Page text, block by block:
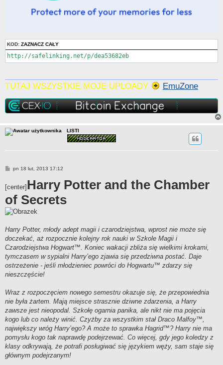
KOD: ZAZNACZ CAŁY
http://safelinking.net/p/dea53682eb
TUTAJ WSZYSTKIE MOJE UPLOADY EmuZone
LISTI
P
t
pn 18 lut, 2013 17:12
[center]Harry Potter and the Chamber
of Secrets
Harry Potter, młody adept magii i czarodziejstwa, wprost nie może się
doczekać, aż rozpocznie kolejny rok nauki w Szkole Magii i
Czarodziejstwa Hogwart™. Koniec wakacji zbliża się wielkimi krokami,
tymczasem w sypialni Harry’ego zjawia się przedziwna postać. Daje
ostrzeżenie - jeśli młodzieniec powróci do Hogwartu™ zdarzy się
nieszczęście!
Wraz z rozpoczęciem nowego semestru okazuje się, że przepowiednia
nie była żartem. Mają miejsce strasznie dziwne zdarzenia, a Harry
zawsze jest nieopodal. Szkołę ogarnia panika, ale nikt nie ma pojęcia
kogo lub co należy winić. Czyżby za wszystkim stał Draco Malfoy™,
największy wróg Harry’ego? A może to sprawka Hagrid™? Harry nie ma
pomysłu kogo tak naprawdę podejrzewać. Co więcej, gdy jego koledzy z
klasy odkrywają, że potrafi posługiwać się językiem węży, sam staje się
głównym podejrzanym!